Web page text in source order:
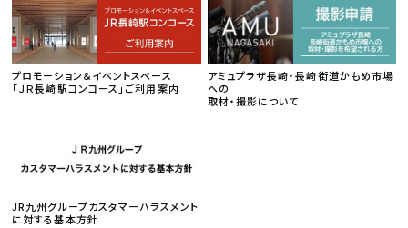
プロモーション＆イベントスペース
「ＪＲ長崎駅コンコース」ご利用案内
アミュプラザ長崎・長崎街道かもめ市場
への
取材・撮影について
JR九州グループカスタマーハラスメント
に対する基本方針